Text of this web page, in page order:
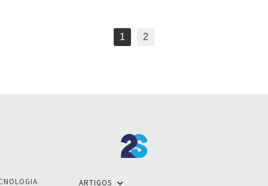
1 2
ARTIGOS